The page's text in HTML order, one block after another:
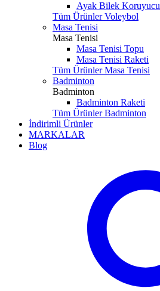
Ayak Bilek Koruyucu
Tüm Ürünler Voleybol
Masa Tenisi
Masa Tenisi
Masa Tenisi Topu
Masa Tenisi Raketi
Tüm Ürünler Masa Tenisi
Badminton
Badminton
Badminton Raketi
Tüm Ürünler Badminton
İndirimli Ürünler
MARKALAR
Blog